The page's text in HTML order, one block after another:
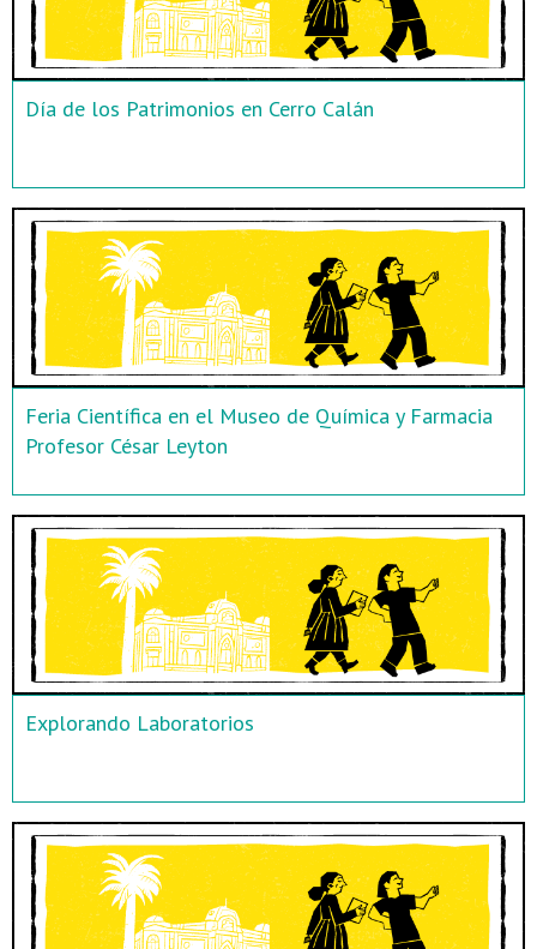
Día de los Patrimonios en Cerro Calán
Feria Científica en el Museo de Química y Farmacia
Profesor César Leyton
Explorando Laboratorios